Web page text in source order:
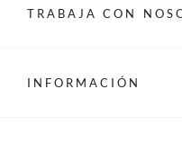
TRABAJA CON
INFORMACIÓN